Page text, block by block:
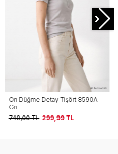
Ön Düğme Detay Tişört 8590A
Haki
749,00TL 299,99TL